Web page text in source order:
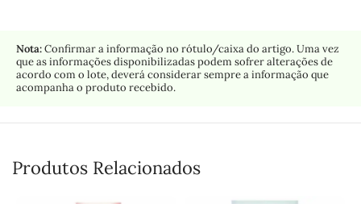
Nota:Confirmar a informação no rótulo/caixa do artigo. Uma vez
que as informações disponibilizadas podem sofrer alterações de
acordo com o lote, deverá considerar sempre a informação que
acompanha o produto recebido.
Produtos Relacionados